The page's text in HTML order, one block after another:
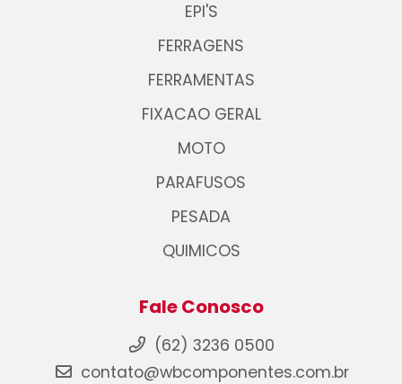
EPI'S
FERRAGENS
FERRAMENTAS
FIXACAO GERAL
MOTO
PARAFUSOS
PESADA
QUIMICOS
Fale Conosco
(62) 3236 0500
contato@wbcomponentes.com.br